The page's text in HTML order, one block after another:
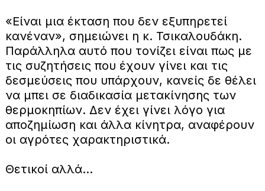
«Είναι μια έκταση που δεν εξυπηρετεί
κανέναν», σημειώνει η κ. Τσικαλουδάκη.
Παράλληλα αυτό που τονίζει είναι πως με
τις συζητήσεις που έχουν γίνει και τις
δεσμεύσεις που υπάρχουν, κανείς δε θέλει
να μπει σε διαδικασία μετακίνησης των
θερμοκηπίων. Δεν έχει γίνει λόγο για
αποζημίωση και άλλα κίνητρα, αναφέρουν
οι αγρότες χαρακτηριστικά.
Θετικοί αλλά…